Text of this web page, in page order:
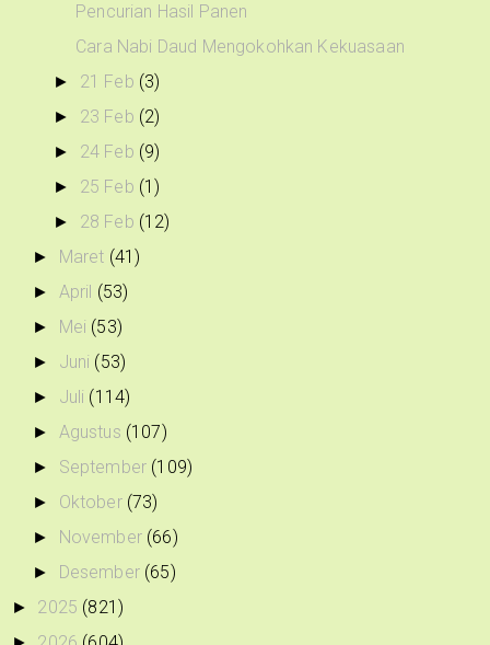
Pencurian Hasil Panen
Cara Nabi Daud Mengokohkan Kekuasaan
► 21 Feb (3)
► 23 Feb (2)
► 24 Feb (9)
► 25 Feb (1)
► 28 Feb (12)
► Maret (41)
► April (53)
► Mei (53)
► Juni (53)
► Juli (114)
► Agustus (107)
► September (109)
► Oktober (73)
► November (66)
► Desember (65)
► 2025 (821)